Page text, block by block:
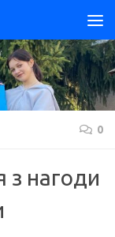
0
з нагоди